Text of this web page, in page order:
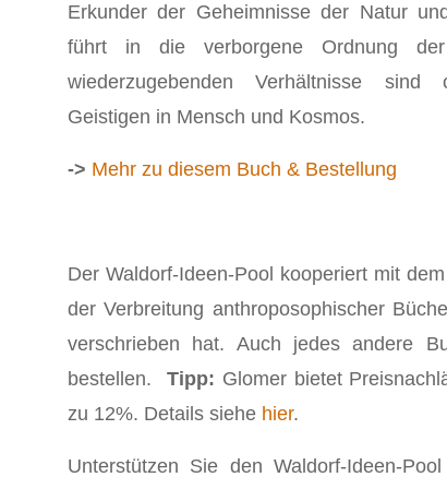
Erkunder der Geheimnisse der Natur
führt in die verborgene Ordnung
wiederzugebenden Verhältnisse sind
Geistigen in Mensch und Kosmos.
-> Mehr zu diesem Buch & Bestellung
Der Waldorf-Ideen-Pool kooperiert mit
der Verbreitung anthroposophischer
verschrieben hat. Auch jedes andere
bestellen. Tipp: Glomer bietet
zu 12%. Details siehe hier.
Unterstützen Sie den Waldorf-Ideen-